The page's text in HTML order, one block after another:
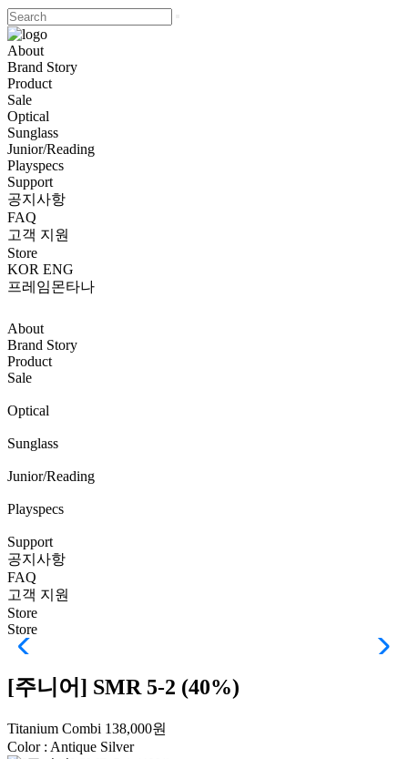
About
Brand Story
Product
Sale
Optical
Sunglass
Junior/Reading
Playspecs
Support
공지사항
FAQ
고객 지원
Store
KOR ENG
프레임몬타나
About
Brand Story
Product
Sale
Optical
Sunglass
Junior/Reading
Playspecs
Support
공지사항
FAQ
고객 지원
Store
Store
[주니어] SMR 5-2 (40%)
Titanium Combi 138,000원
Color : Antique Silver